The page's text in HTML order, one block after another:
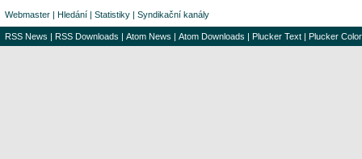
Webmaster | Hledání | Statistiky | Syndikační kanály
RSS News | RSS Downloads | Atom News | Atom Downloads | Plucker Text | Plucker Color